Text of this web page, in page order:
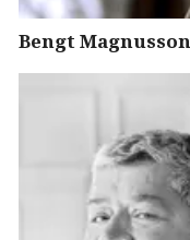
Bengt